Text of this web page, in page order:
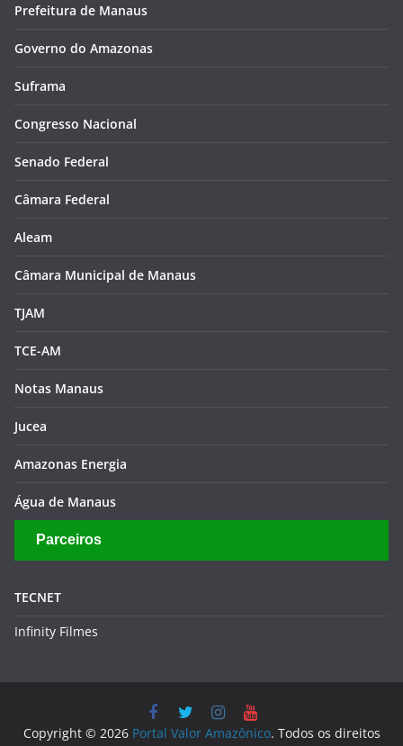
Prefeitura de Manaus
Governo do Amazonas
Suframa
Congresso Nacional
Senado Federal
Câmara Federal
Aleam
Câmara Municipal de Manaus
TJAM
TCE-AM
Notas Manaus
Jucea
Amazonas Energia
Água de Manaus
Parceiros
TECNET
Infinity Filmes
Copyright © 2026 Portal Valor Amazônico. Todos os direitos